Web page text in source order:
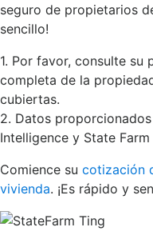
seguro de propietarios
sencillo!
1. Por favor, consulte su
completa de la
cubiertas.
2. Datos
Intelligence y State
Comience su cotización
vivienda. ¡Es rápido y